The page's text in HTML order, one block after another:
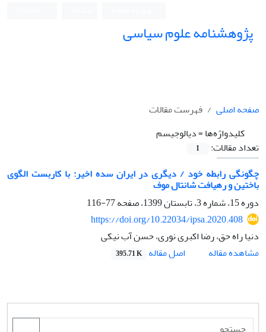
پژوهشنامه علوم سیاسی
صفحه اصلی
فهرست مقالات
کلیدواژه‌ها =دیالوجیسم
تعداد مقالات:
1
چگونگی رابطه خود / دیگری در ایران سده اخیر: با کاربست الگوی
باختین و رهیافت شانتال موف
دوره 15، شماره 3، تابستان 1399، صفحه
77-116
https://doi.org/10.22034/ipsa.2020.408
دنیا راه حق، رضا اکبری نوری، حسن آب نیکی
مشاهده مقاله
اصل مقاله 395.71 K